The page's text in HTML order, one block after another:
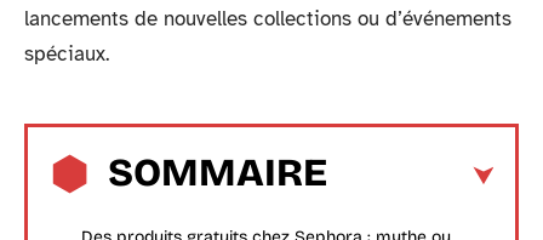
lancements de nouvelles collections ou d’événements
spéciaux.
SOMMAIRE